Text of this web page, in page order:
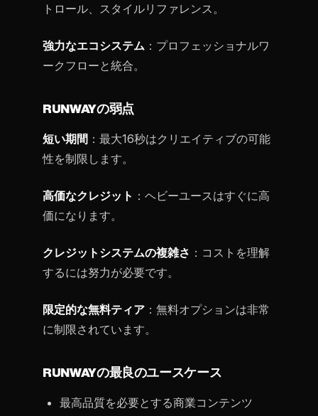
トロール、スタイルリファレンス。
強力なエコシステム ：プロフェッショナルワ
ークフローと統合。
RUNWAYの弱点
短い期間 ：最大16秒はクリエイティブの可能
性を制限します。
高価なクレジット ：ヘビーユースはすぐに高
価になります。
クレジットシステムの複雑さ ：コストを理解
するには努力が必要です。
限定的な無料ティア ：無料オプションは非常
に制限されています。
RUNWAYの最良のユースケース
最高品質を必要とする商業コンテンツ